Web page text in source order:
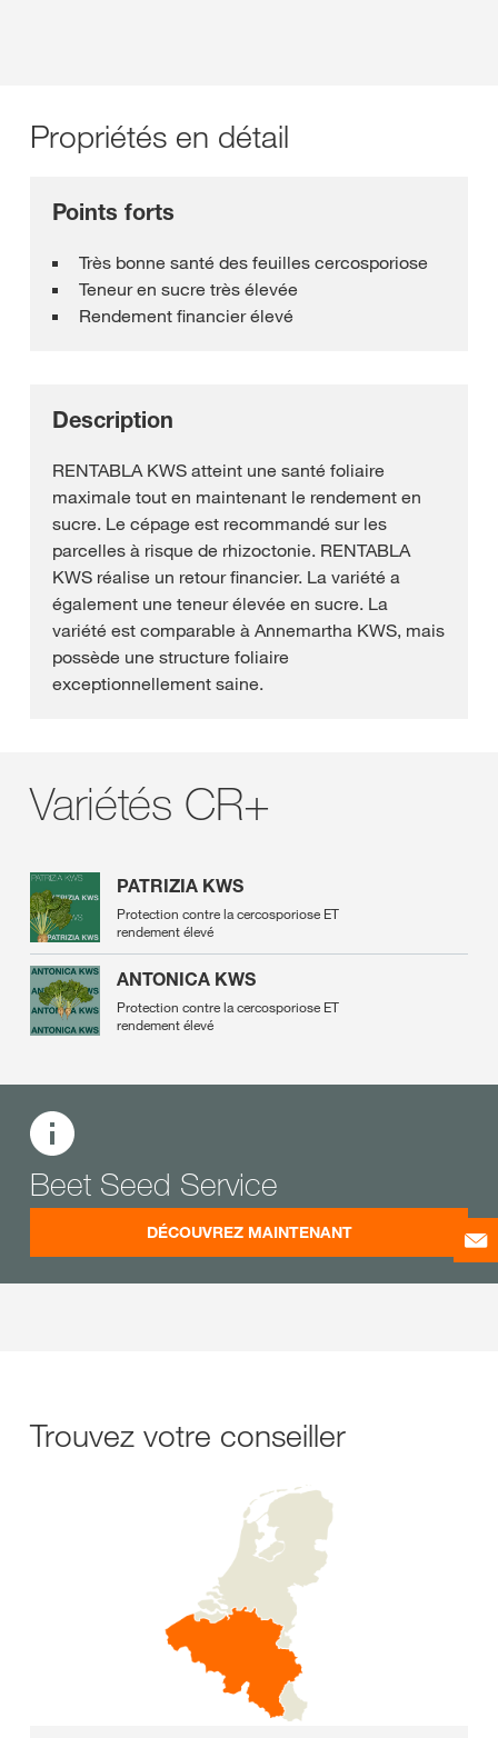
Propriétés en détail
Points forts
Très bonne santé des feuilles cercosporiose
Teneur en sucre très élevée
Rendement financier élevé
Description
RENTABLA KWS atteint une santé foliaire
maximale tout en maintenant le rendement en
sucre. Le cépage est recommandé sur les
parcelles à risque de rhizoctonie. RENTABLA
KWS réalise un retour financier. La variété a
également une teneur élevée en sucre. La
variété est comparable à Annemartha KWS, mais
possède une structure foliaire
exceptionnellement saine.
Variétés CR+
PATRIZIA KWS
Protection contre la cercosporiose ET
rendement élevé
ANTONICA KWS
Protection contre la cercosporiose ET
rendement élevé
Beet Seed Service
DÉCOUVREZ MAINTENANT
Trouvez votre conseiller